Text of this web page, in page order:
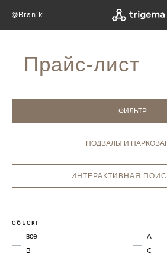
@Braník
Прайс-лист
ФИЛЬТР
ПОДВАЛЫ И
ИНТЕРАКТИВНАЯ
объект
все
A
B
C